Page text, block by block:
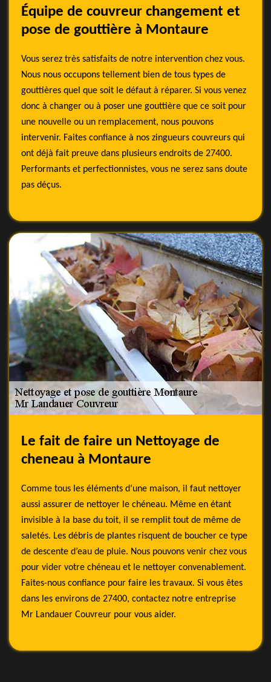
Équipe de couvreur changement et
pose de gouttière à Montaure
Vous serez très satisfaits de notre intervention chez vous.
Nous nous occupons tellement bien de tous types de
gouttières quel que soit le défaut à réparer. Si vous venez
donc à changer ou à poser une gouttière que ce soit pour
une nouvelle ou un remplacement, nous pouvons
intervenir. Faites confiance à nos zingueurs couvreurs qui
ont déjà fait preuve dans plusieurs endroits de 27400.
Performants et perfectionnistes, vous ne serez sans doute
pas déçus.
Le fait de faire un Nettoyage de
cheneau à Montaure
Comme tous les éléments d’une maison, il faut nettoyer
aussi assurer de nettoyer le chéneau. Même en étant
invisible à la base du toit, il se remplit tout de même de
saletés. Les débris de plantes risquent de boucher ce type
de descente d’eau de pluie. Nous pouvons venir chez vous
pour vider votre chéneau et le nettoyer convenablement.
Faites-nous confiance pour faire les travaux. Si vous êtes
dans les environs de 27400, contactez notre entreprise
Mr Landauer Couvreur pour vous aider.